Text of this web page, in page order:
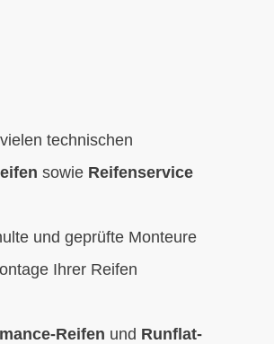
technischen
sowie Reifenservice
und geprüfte Monteure
Ihrer Reifen
Reifen und Runflat-